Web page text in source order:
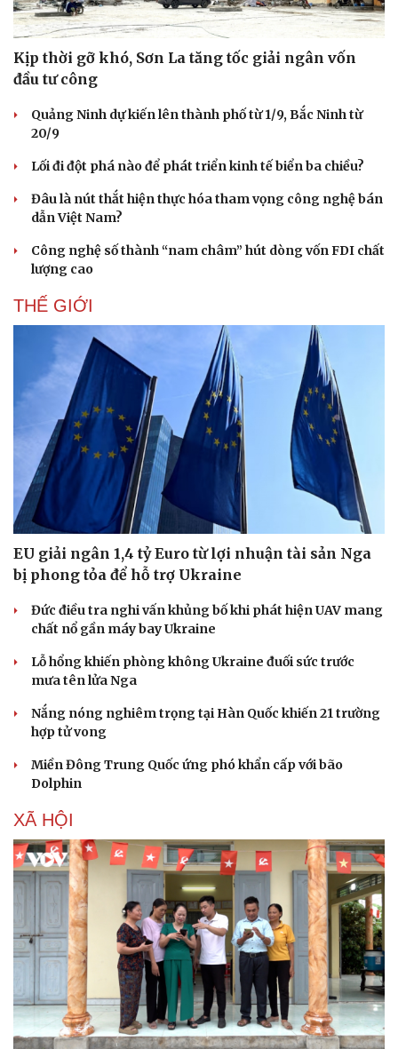
Sức khỏe
Dinh dưỡng - món ngon
Cây thuốc
Sản phụ khoa
Nhi khoa
Nam khoa
Làm đẹp - giảm cân
Phòng mạch online
Ăn sạch sống khỏe
Đời sống
Nhà đẹp
Blog
Tình yêu - Gia đình
Kịp thời gỡ khó, Sơn La tăng tốc giải ngân vốn
đầu tư công
Quảng Ninh dự kiến lên thành phố từ 1/9, Bắc Ninh từ
20/9
Lối đi đột phá nào để phát triển kinh tế biển ba chiều?
Đâu là nút thắt hiện thực hóa tham vọng công nghệ bán
dẫn Việt Nam?
Công nghệ số thành “nam châm” hút dòng vốn FDI chất
lượng cao
THẾ GIỚI
EU giải ngân 1,4 tỷ Euro từ lợi nhuận tài sản Nga
bị phong tỏa để hỗ trợ Ukraine
Đức điều tra nghi vấn khủng bố khi phát hiện UAV mang
chất nổ gần máy bay Ukraine
Lỗ hổng khiến phòng không Ukraine đuối sức trước
mưa tên lửa Nga
Nắng nóng nghiêm trọng tại Hàn Quốc khiến 21 trường
hợp tử vong
Miền Đông Trung Quốc ứng phó khẩn cấp với bão
Dolphin
XÃ HỘI